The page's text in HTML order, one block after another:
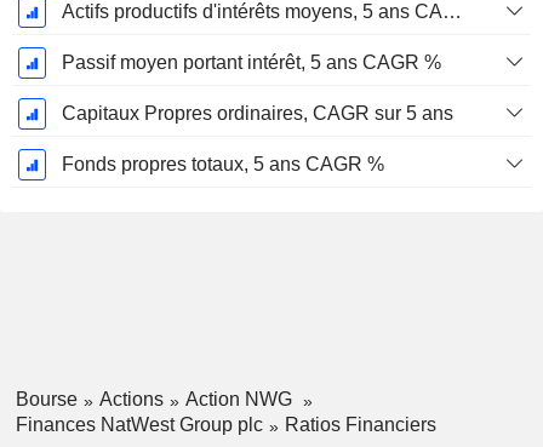
Actifs productifs d'intérêts moyens, 5 ans CAGR %
Passif moyen portant intérêt, 5 ans CAGR %
Capitaux Propres ordinaires, CAGR sur 5 ans
Fonds propres totaux, 5 ans CAGR %
Bourse Actions
Action NWG
Finances NatWest Group plc
Ratios Financiers